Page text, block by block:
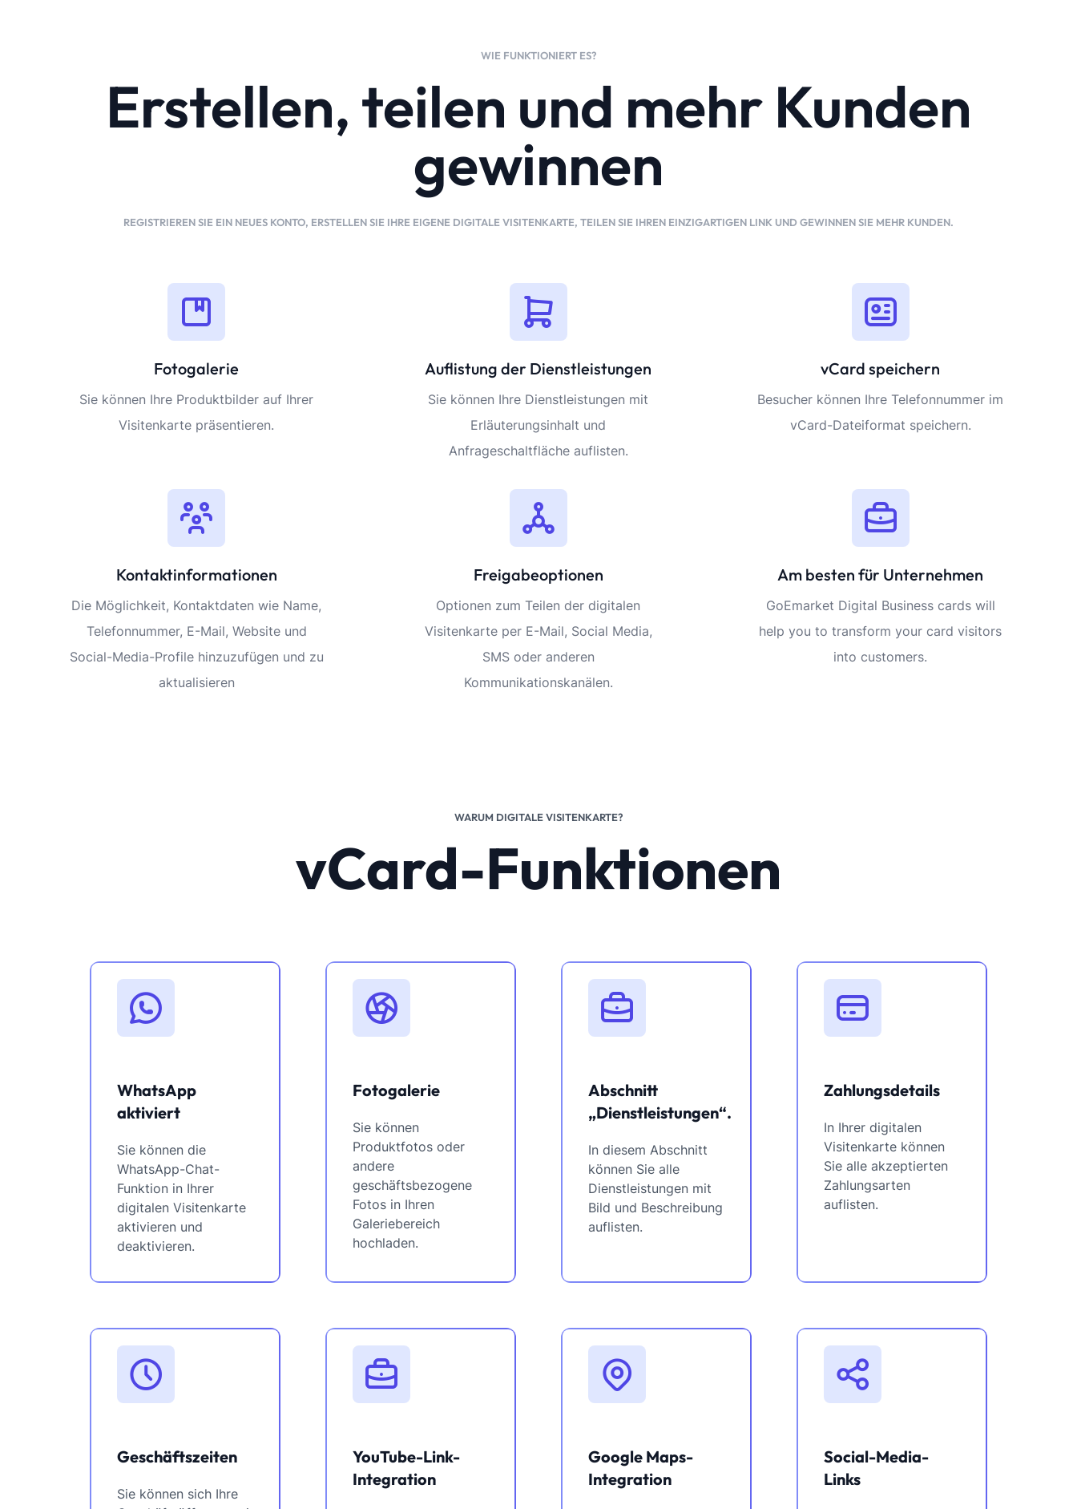
WIE FUNKTIONIERT ES?
Erstellen, teilen und mehr Kunden
gewinnen
REGISTRIEREN SIE EIN NEUES KONTO, ERSTELLEN SIE IHRE EIGENE DIGITALE VISITENKARTE, TEILEN SIE IHREN EINZIGARTIGEN LINK UND GEWINNEN SIE MEHR KUNDEN.
Fotogalerie
Sie können Ihre Produktbilder auf Ihrer
Visitenkarte präsentieren.
Auflistung der Dienstleistungen
Sie können Ihre Dienstleistungen mit
Erläuterungsinhalt und
Anfrageschaltfläche auflisten.
vCard speichern
Besucher können Ihre Telefonnummer im
vCard-Dateiformat speichern.
Kontaktinformationen
Die Möglichkeit, Kontaktdaten wie Name,
Telefonnummer, E-Mail, Website und
Social-Media-Profile hinzuzufügen und zu
aktualisieren
Freigabeoptionen
Optionen zum Teilen der digitalen
Visitenkarte per E-Mail, Social Media,
SMS oder anderen
Kommunikationskanälen.
Am besten für Unternehmen
GoEmarket Digital Business cards will
help you to transform your card visitors
into customers.
WARUM DIGITALE VISITENKARTE?
vCard-Funktionen
WhatsApp
aktiviert
Sie können die
WhatsApp-Chat-
Funktion in Ihrer
digitalen Visitenkarte
aktivieren und
deaktivieren.
Fotogalerie
Sie können
Produktfotos oder
andere
geschäftsbezogene
Fotos in Ihren
Galeriebereich
hochladen.
Abschnitt
„Dienstleistungen“.
In diesem Abschnitt
können Sie alle
Dienstleistungen mit
Bild und Beschreibung
auflisten.
Zahlungsdetails
In Ihrer digitalen
Visitenkarte können
Sie alle akzeptierten
Zahlungsarten
auflisten.
Geschäftszeiten
Sie können sich Ihre
YouTube-Link-
Integration
Google Maps-
Integration
Social-Media-
Links